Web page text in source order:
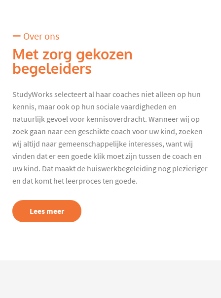
Over ons
Met zorg gekozen
begeleiders
StudyWorks selecteert al haar coaches niet alleen op hun
kennis, maar ook op hun sociale vaardigheden en
natuurlijk gevoel voor kennisoverdracht. Wanneer wij op
zoek gaan naar een geschikte coach voor uw kind, zoeken
wij altijd naar gemeenschappelijke interesses, want wij
vinden dat er een goede klik moet zijn tussen de coach en
uw kind. Dat maakt de huiswerkbegeleiding nog plezieriger
en dat komt het leerproces ten goede.
Lees meer